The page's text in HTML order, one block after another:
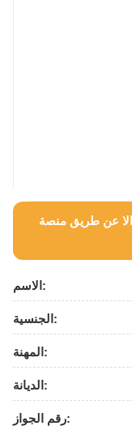
عن طريق منصة
الاسم:
الجنسية:
المهنة:
الديانة:
رقم الجواز: